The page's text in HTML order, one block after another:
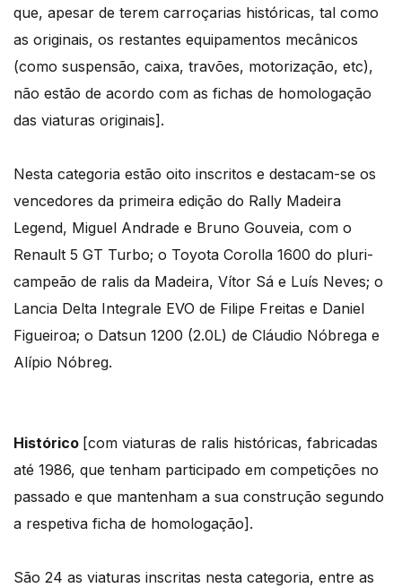
que, apesar de terem carroçarias históricas, tal como
as originais, os restantes equipamentos mecânicos
(como suspensão, caixa, travões, motorização, etc),
não estão de acordo com as fichas de homologação
das viaturas originais].
Nesta categoria estão oito inscritos e destacam-se os
vencedores da primeira edição do Rally Madeira
Legend, Miguel Andrade e Bruno Gouveia, com o
Renault 5 GT Turbo; o Toyota Corolla 1600 do pluri-
campeão de ralis da Madeira, Vítor Sá e Luís Neves; o
Lancia Delta Integrale EVO de Filipe Freitas e Daniel
Figueiroa; o Datsun 1200 (2.0L) de Cláudio Nóbrega e
Alípio Nóbreg.
Histórico [com viaturas de ralis históricas, fabricadas
até 1986, que tenham participado em competições no
passado e que mantenham a sua construção segundo
a respetiva ficha de homologação].
São 24 as viaturas inscritas nesta categoria, entre as